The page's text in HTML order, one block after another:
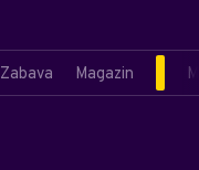
Zabava Magazin